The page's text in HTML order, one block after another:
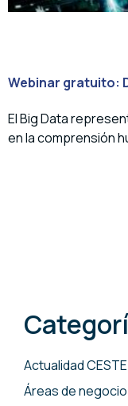
Webinar gratuito:
El Big Data
en la comprensión
Actualidad CESTE
Áreas de negocio